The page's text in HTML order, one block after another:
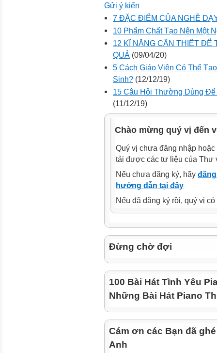
Gửi ý kiến
7 ĐẶC ĐIỂM CỦA NGHỀ
10 Phẩm Chất Tạo Nên Một
12 KĨ NĂNG CẦN THIẾT ĐỂ
QUẢ (09/04/20)
5 Cách Giáo Viên Có Thể
Sinh? (12/12/19)
15 Câu Hỏi Thường Dùng
(11/12/19)
Chào mừng quý vị đến
Quý vị chưa đăng nhập
tải được các tư liệu của Thư
Nếu chưa đăng ký, hãy
hướng dẫn tại đây
Nếu đã đăng ký rồi, quý vị
Đừng chờ đợi
100 Bài Hát Tình Yêu
Những Bài Hát Piano
Cám ơn các Bạn đã
Anh